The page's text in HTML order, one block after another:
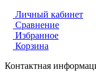
Личный кабинет
Сравнение
Избранное
Корзина
Контактная